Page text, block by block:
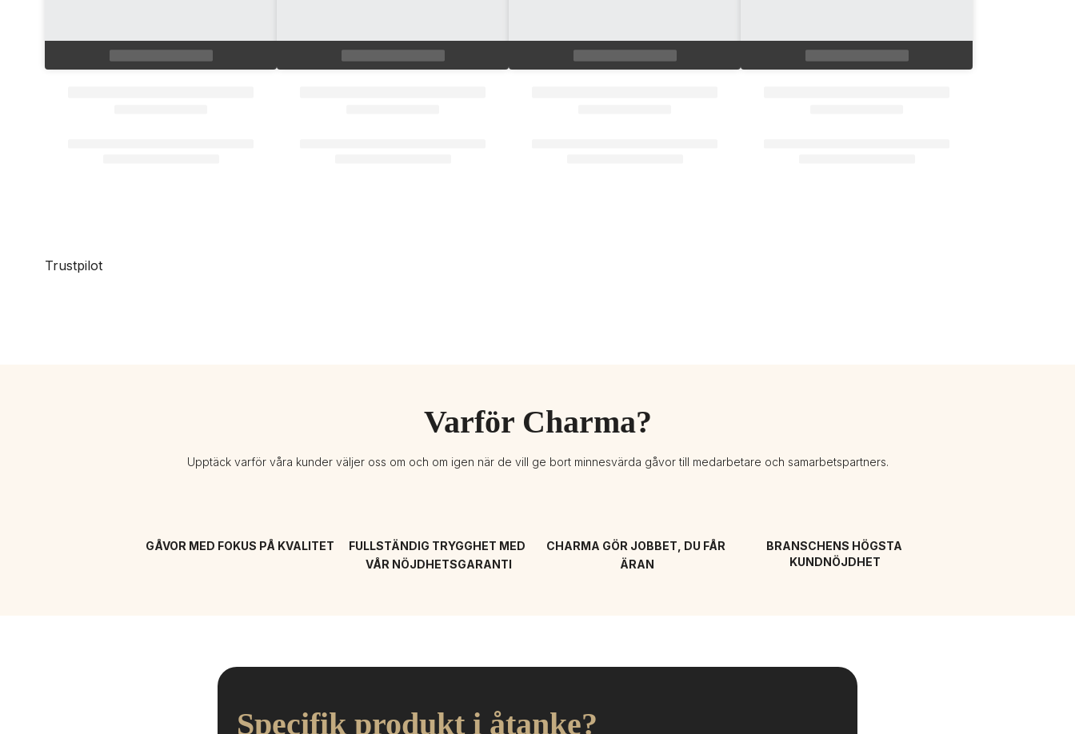
Trustpilot
Varför Charma?
Upptäck varför våra kunder väljer oss om och om igen när de vill ge bort minnesvärda gåvor till medarbetare och samarbetspartners.
GÅVOR MED FOKUS PÅ KVALITET
FULLSTÄNDIG TRYGGHET MED
VÅR NÖJDHETSGARANTI
CHARMA GÖR JOBBET, DU FÅR
ÄRAN
BRANSCHENS HÖGSTA
KUNDNÖJDHET
Specifik produkt i åtanke?